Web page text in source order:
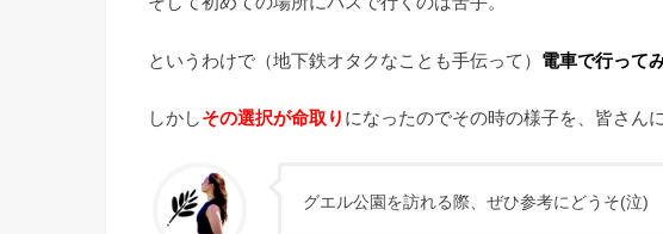
というわけで（地下鉄オタクなことも手伝って） 電車で行って
しかしその選択が命取り になったのでその時の様子を、皆さん
グエル公園を訪れる際、ぜひ参考にどうそ(泣)